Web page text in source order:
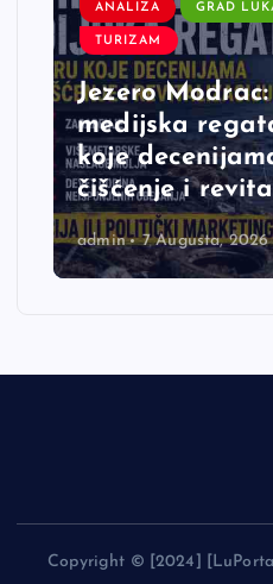
ANALIZA GRAD
TURIZAM
Jezero
medijska
koje
čišćenje i
admin 7 Augusta, 2026
Copyright © [2024]